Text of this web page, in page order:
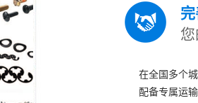
在全国多个
配备专属运